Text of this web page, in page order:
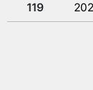
119